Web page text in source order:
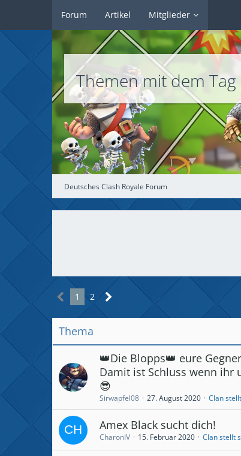
Forum Artikel Mitglieder
Deutsches Clash Royale Forum
Themen mit dem Tag
1 2
Thema
👑Die Blopps👑 eure
Damit ist Schluss wenn ihr
😎
Sirwapfel08 27. August 2020 Clan
Amex Black sucht dich!
CharonIV 15. Februar 2020 Clan stellt